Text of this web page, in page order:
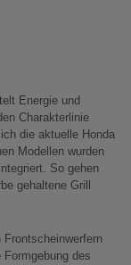
Energie und
Charakterlinie
die aktuelle Honda
Modellen wurden
So gehen
gehaltene Grill
des